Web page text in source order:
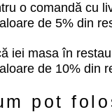
o comandă cu
de 5% din
iei masa în
de 10% din
pot